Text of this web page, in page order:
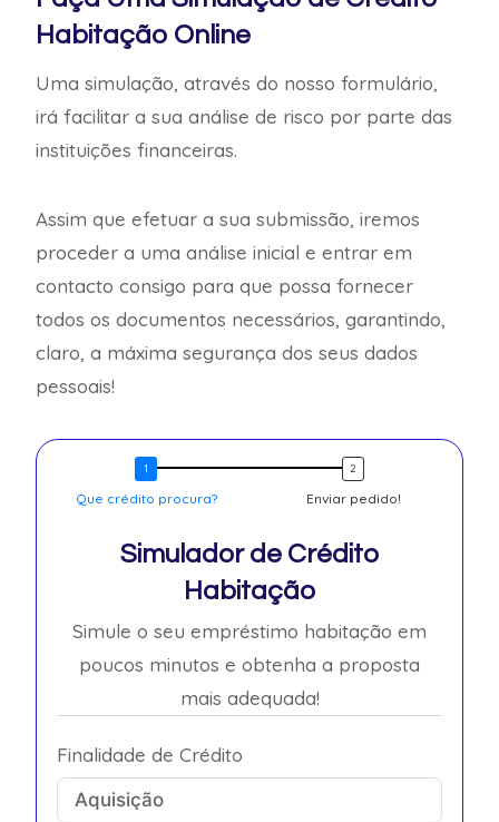
Habitação Online
Uma simulação, através do nosso formulário,
irá facilitar a sua análise de risco por parte das
instituições financeiras.
Assim que efetuar a sua submissão, iremos
proceder a uma análise inicial e entrar em
contacto consigo para que possa fornecer
todos os documentos necessários, garantindo,
claro, a máxima segurança dos seus dados
pessoais!
Que crédito procura? Enviar pedido!
Simulador de Crédito
Habitação
Simule o seu empréstimo habitação em
poucos minutos e obtenha a proposta
mais adequada!
Finalidade de Crédito